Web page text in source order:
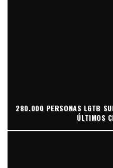
280.000 PERSONAS LGTB
ÚLTIMOS